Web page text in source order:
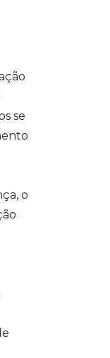
se
o